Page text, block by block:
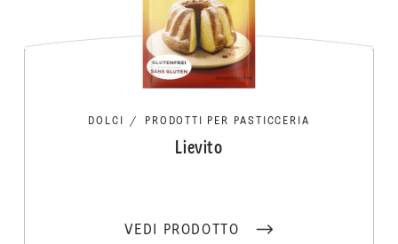
DOLCI / PRODOTTI PER PASTICCERIA
Lievito
VEDI PRODOTTO